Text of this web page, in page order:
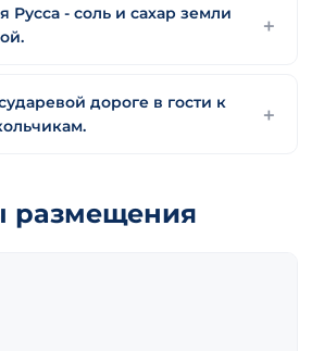
Русса - соль и сахар земли
дороге в гости к
размещения